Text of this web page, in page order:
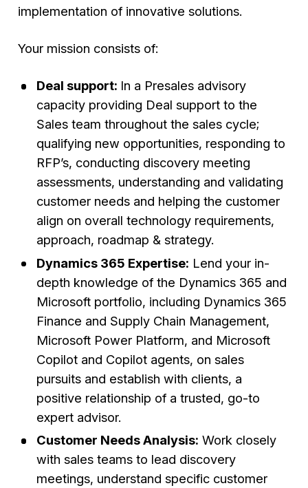
implementation of innovative solutions.
Your mission consists of:
Deal support: In a Presales advisory
capacity providing Deal support to the
Sales team throughout the sales cycle;
qualifying new opportunities, responding to
RFP’s, conducting discovery meeting
assessments, understanding and validating
customer needs and helping the customer
align on overall technology requirements,
approach, roadmap & strategy.
Dynamics 365 Expertise: Lend your in-
depth knowledge of the Dynamics 365 and
Microsoft portfolio, including Dynamics 365
Finance and Supply Chain Management,
Microsoft Power Platform, and Microsoft
Copilot and Copilot agents, on sales
pursuits and establish with clients, a
positive relationship of a trusted, go-to
expert advisor.
Customer Needs Analysis: Work closely
with sales teams to lead discovery
meetings, understand specific customer